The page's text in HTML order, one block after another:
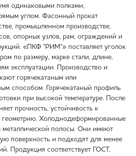
одинаковыми полками,
углом. Фасонный прокат
промышленном производстве,
опорных узлов, рам, ограждений и
«ПКФ "РИМ"» поставляет уголок
по размеру, марке стали, длине,
эксплуатации. Производство и
горячекатаным или
способом. Горячекатаный профиль
при высокой температуре. После
прочность, устойчивость к
геометрию. Холоднодеформированные
металлической полосы. Они имеют
поверхность и подходят для менее
Продукция соответствует ГОСТ,